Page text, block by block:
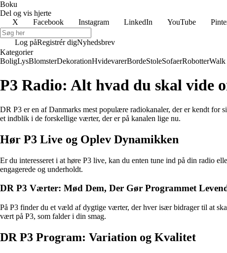
Boku
Del og vis hjerte
X
Facebook Instagram LinkedIn YouTube
Log påRegistrér digNyhedsbrev
Kategorier
BoligLysBlomsterDekorationHvidevarerBordeStoleSofaerRobotterWalk
P3 Radio: Alt hvad du skal vide
DR P3 er en af Danmarks mest populære radiokanaler, der er kendt for
et indblik i de forskellige værter, der er på kanalen lige nu.
Hør P3 Live og Oplev Dynamikken
Er du interesseret i at høre P3 live, kan du enten tune ind på din radio
engagerede og underholdt.
DR P3 Værter: Mød Dem, Der Gør Programmet
På P3 finder du et væld af dygtige værter, der hver især bidrager til at
vært på P3, som falder i din smag.
DR P3 Program: Variation og Kvalitet